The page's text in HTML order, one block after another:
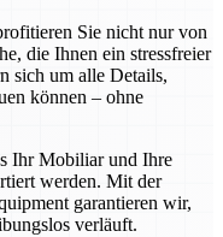
Sie nicht nur von
die Ihnen ein stressfreier
sich um alle Details,
können – ohne
Ihr Mobiliar und Ihre
werden. Mit der
garantieren wir,
verläuft.